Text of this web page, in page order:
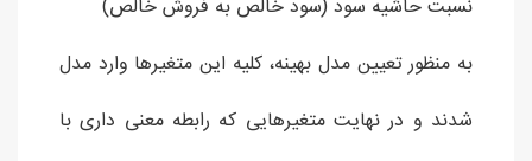
نسبت حاشیه سود (سود خالص به فروش خالص)
به منظور تعیین مدل بهینه، کلیه این متغیرها وارد مدل
شدند و در نهایت متغیرهایی که رابطه معنی داری با